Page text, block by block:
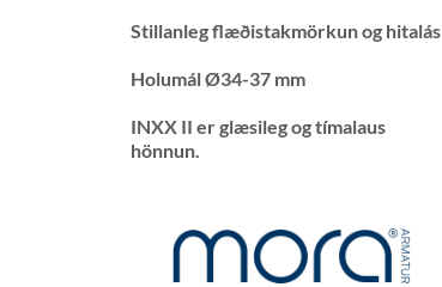
Stillanleg flæðistakmörkun og hitalás
Holumál Ø34-37 mm
INXX II er glæsileg og tímalaus
hönnun.